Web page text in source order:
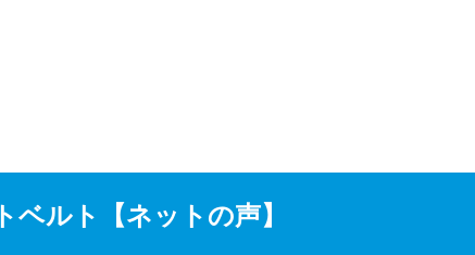
ベルト【ネットの声】